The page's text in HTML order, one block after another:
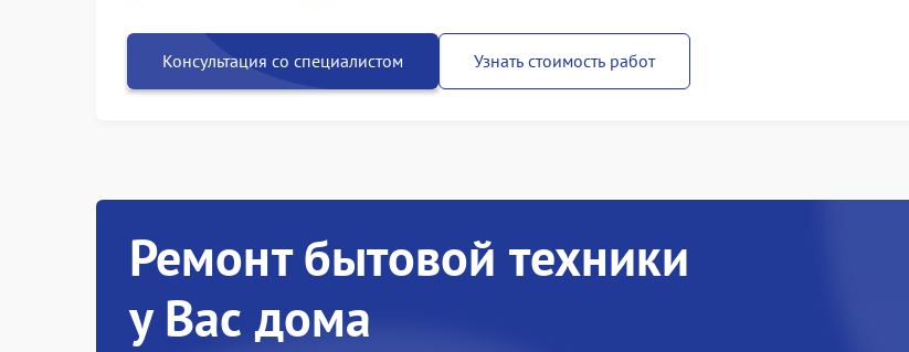
Консультация со специалистом Узнать стоимость работ
Ремонт бытовой техники
у Вас дома